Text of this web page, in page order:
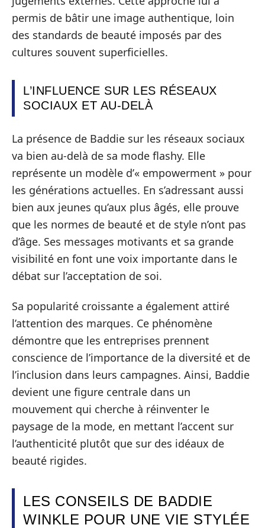
permis de bâtir une image authentique, loin
des standards de beauté imposés par des
cultures souvent superficielles.
L’INFLUENCE SUR LES RÉSEAUX
SOCIAUX ET AU-DELÀ
La présence de Baddie sur les réseaux sociaux
va bien au-delà de sa mode flashy. Elle
représente un modèle d’« empowerment » pour
les générations actuelles. En s’adressant aussi
bien aux jeunes qu’aux plus âgés, elle prouve
que les normes de beauté et de style n’ont pas
d’âge. Ses messages motivants et sa grande
visibilité en font une voix importante dans le
débat sur l’acceptation de soi.
Sa popularité croissante a également attiré
l’attention des marques. Ce phénomène
démontre que les entreprises prennent
conscience de l’importance de la diversité et de
l’inclusion dans leurs campagnes. Ainsi, Baddie
devient une figure centrale dans un
mouvement qui cherche à réinventer le
paysage de la mode, en mettant l’accent sur
l’authenticité plutôt que sur des idéaux de
beauté rigides.
LES CONSEILS DE BADDIE
WINKLE POUR UNE VIE STYLÉE